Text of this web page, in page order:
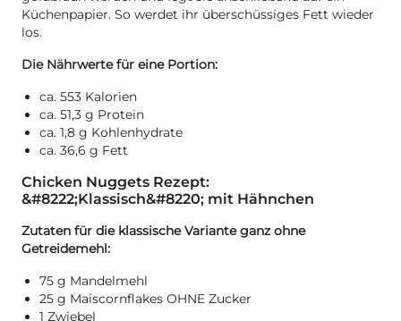
Küchenpapier. So werdet ihr überschüssiges Fett wieder
los.
Die Nährwerte für eine Portion:
ca. 553 Kalorien
ca. 51,3 g Protein
ca. 1,8 g Kohlenhydrate
ca. 36,6 g Fett
Chicken Nuggets Rezept:
&#8222;Klassisch&#8220; mit Hähnchen
Zutaten für die klassische Variante ganz ohne
Getreidemehl:
75 g Mandelmehl
25 g Maiscornflakes OHNE Zucker
1 Zwiebel